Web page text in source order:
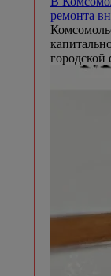
ремонта
городской